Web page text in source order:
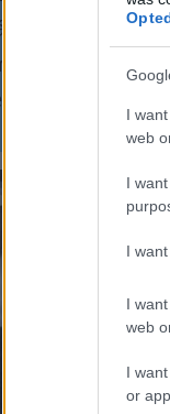
I
web
I
I
I
web
I
or app.
a
is, köztük
de